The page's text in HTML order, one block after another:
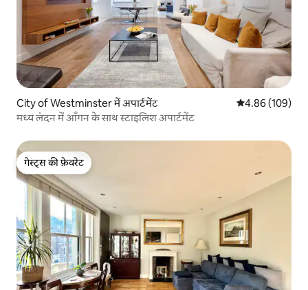
City of Westminster में अपार्टमेंट औसत रेटिंग 5 में से
4.86 (109)
मध्य लंदन में आँगन के साथ स्टाइलिश अपार्टमेंट
गेस्ट्स की फ़ेवरेट
गेस्ट्स की फ़ेवरेट